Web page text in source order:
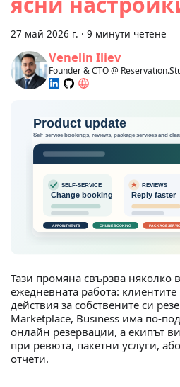
27 май 2026 г. · 9 минути четене
Venelin Iliev
Founder & CTO @
Тази промяна свързва няколко
ежедневната работа:
действия за собствените си
Marketplace, Business има по-
онлайн резервации, а екипът
при ревюта, пакетни услуги,
отчети.